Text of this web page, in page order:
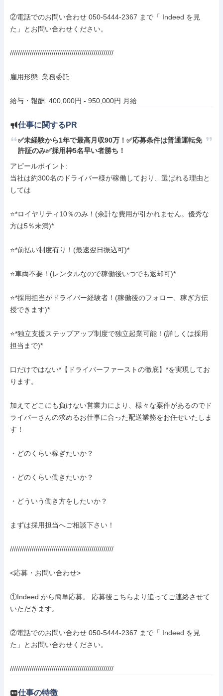
②電話でのお問い合わせ 050-5444-2367 まで「 Indeed を見
た」とお問い合わせください。
////////////////////////////////////////////////////
雇用形態: 業務委託
給与・報酬: 400,000円 - 950,000円 月給
仕事に関するPR
✅未経験から1年で最高月収90万！✅応募条件は普通運転免
許証のみ✅採用枠5名早い者勝ち！
アピールポイント:
当社は約300名のドライバー様が稼働しており、選ばれる理由と
しては
⭐*ロイヤリティ10％のみ！(余計な費用が引かれません。優秀な
方は5％未満)*
⭐*前払い制度有り！(最速翌日振込可)*
⭐車両不要！(レンタルなので稼働後いつでも返却可)*
⭐*採用担当がドライバー経験者！(稼働後のフォロー、稼ぎ方伝
授できます)*
⭐*独立支援ステップアップ制度で独立起業可能！(詳しくは採用
担当まで)*
口だけではない*【ドライバーファーストの徹底】*を実現してお
ります。
加えてどこにも負けない営業力により、様々な案件があるのでド
ライバーさんの求めるお仕事に合った配送業務をお任せいたしま
す！
・どのくらい稼ぎたいか？
・どのくらい働きたいか？
・どういう働き方をしたいか？
まずは採用担当へご相談下さい！
////////////////////////////////////////////////////
<応募・お問い合わせ>
①Indeed から簡単応募。 応募後こちらより追ってご連絡させて
いただきます。
②電話でのお問い合わせ 050-5444-2367 まで「 Indeed を見
た」とお問い合わせください。
////////////////////////////////////////////////////
仕事の特徴